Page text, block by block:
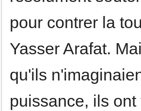
pour contrer la
Yasser Arafat.
qu'ils
puissance, ils